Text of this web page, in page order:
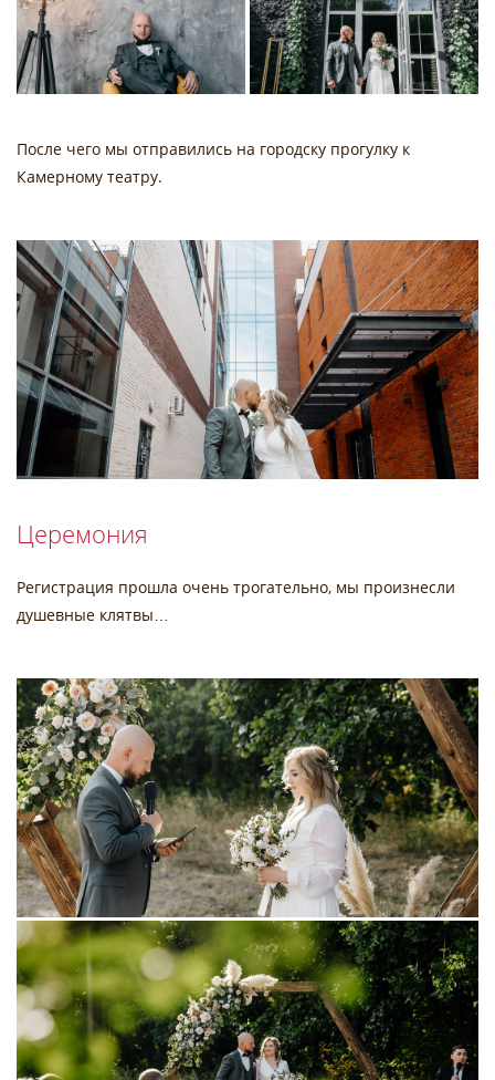
После чего мы отправились на городску прогулку к
Камерному театру.
Церемония
Регистрация прошла очень трогательно, мы произнесли
душевные клятвы…